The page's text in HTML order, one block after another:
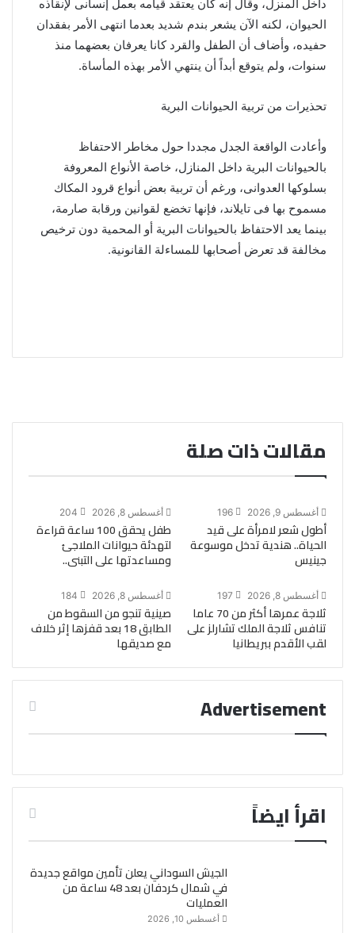
داخل المنزل، وقال إنه كان يعتقد قيامه بعمل إنسانى لإنقاذه
الحيوان، لكنه الآن يشعر بندم شديد بعدما انتهى الأمر بفقدان
حفيده، وأضاف أن الطفل والقرد كانا يعرفان بعضهما منذ
سنوات، ولم يتوقع أبداً أن ينتهي الأمر بهذه المأساة.
تحذيرات من تربية الحيوانات البرية
وأعادت الواقعة الجدل مجددا حول مخاطر الاحتفاظ
بالحيوانات البرية داخل المنازل، خاصة الأنواع المعروفة
بسلوكها العدوانى، ورغم أن تربية بعض أنواع قرود المكاك
مسموح بها فى تايلاند، فإنها تخضع لقوانين ورقابة صارمة،
بينما يعد الاحتفاظ بالحيوانات البرية أو المحمية دون ترخيص
مخالفة قد تعرض أصحابها للمساءلة القانونية.
مقالات ذات صلة
أغسطس 9, 2026 196
أطول شعر لامرأة على قيد
الحياة.. هندية تدخل موسوعة
جينيس
أغسطس 8, 2026 204
طفل يحقق 100 ساعة قراءة
لتهدئة حيوانات الملاجئ
ومساعدتها على التبنى..
أغسطس 8, 2026 197
ثلاجة عمرها أكثر من 70 عاما
تنافس ثلاجة الملك تشارلز على
لقب الأقدم ببريطانيا
أغسطس 8, 2026 184
صينية تنجو من السقوط من
الطابق 18 بعد قفزها إثر خلاف
مع صديقها
Advertisement
اقرأ ايضاً
الجيش السوداني يعلن تأمين مواقع جديدة
في شمال كردفان بعد 48 ساعة من
العمليات
أغسطس 10, 2026